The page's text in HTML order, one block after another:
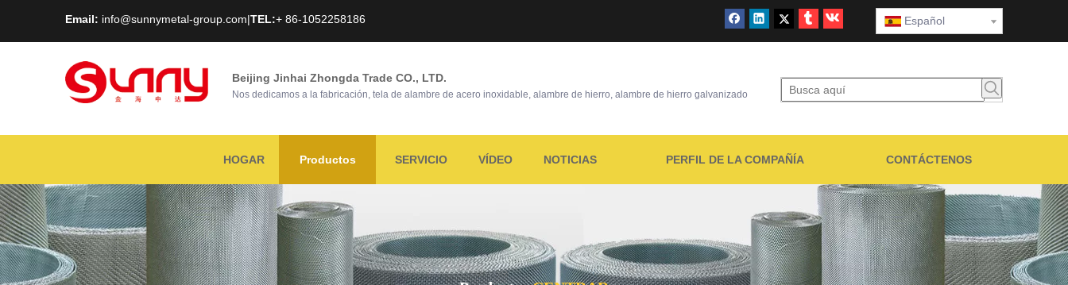
Email: info@sunnymetal-group.com|TEL:+ 86-1052258186 Español
Beijing Jinhai Zhongda Trade CO., LTD.
Nos dedicamos a la fabricación, tela de alambre de acero inoxidable, alambre de hierro, alambre de hierro galvanizado
HOGAR Productos SERVICIO VÍDEO NOTICIAS PERFIL DE LA COMPAÑÍA CONTÁCTENOS